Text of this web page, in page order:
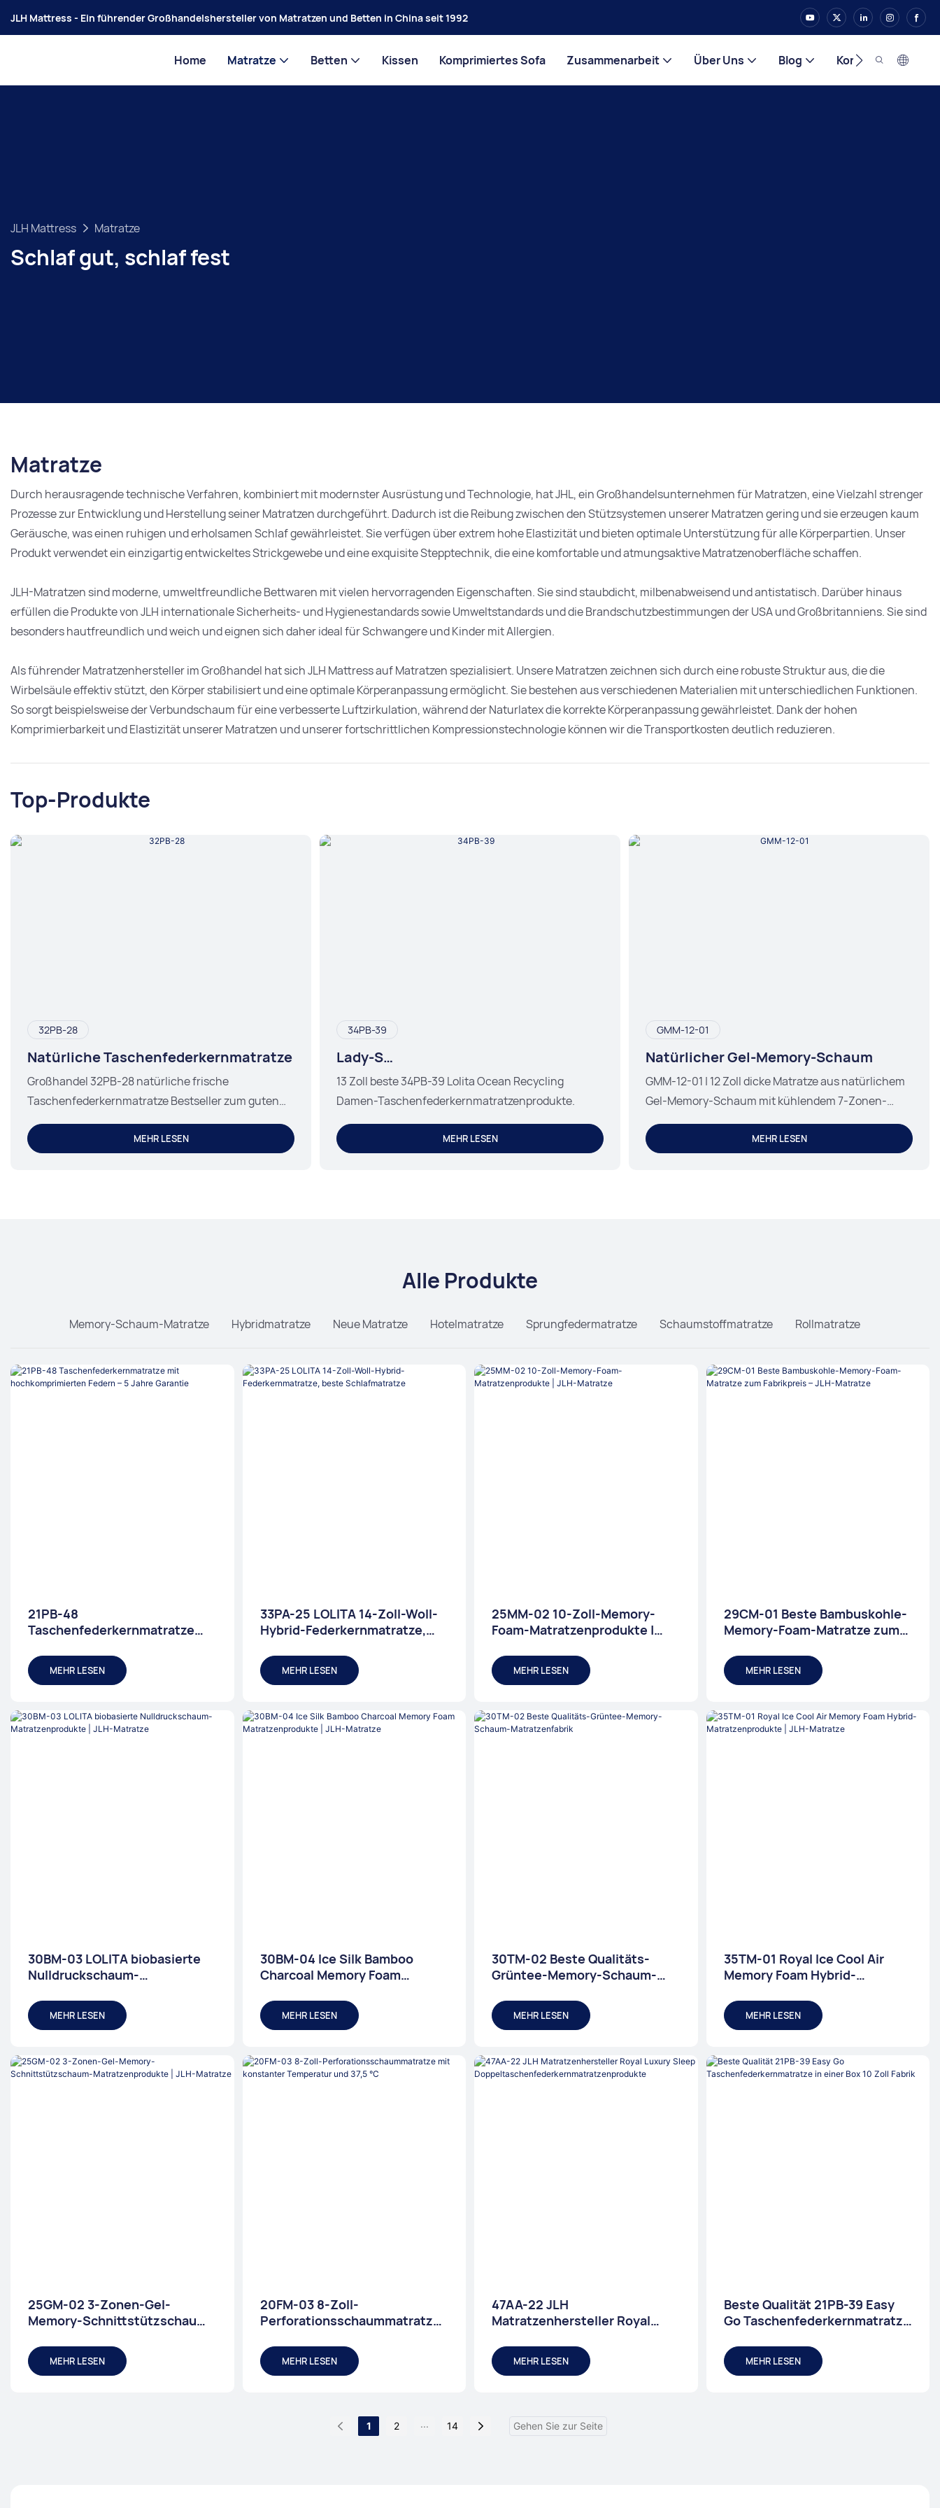
JLH Mattress - Ein führender Großhandelshersteller von Matratzen und Betten in China seit 1992
Home Matratze Betten Kissen Komprimiertes Sofa Zusammenarbeit Über Uns Blog Kontakt
JLH Mattress Matratze
Schlaf gut, schlaf fest
Matratze
Durch herausragende technische Verfahren, kombiniert mit modernster Ausrüstung und Technologie, hat JHL, ein Großhandelsunternehmen für Matratzen, eine Vielzahl strenger
Prozesse zur Entwicklung und Herstellung seiner Matratzen durchgeführt. Dadurch ist die Reibung zwischen den Stützsystemen unserer Matratzen gering und sie erzeugen kaum
Geräusche, was einen ruhigen und erholsamen Schlaf gewährleistet. Sie verfügen über extrem hohe Elastizität und bieten optimale Unterstützung für alle Körperpartien. Unser
Produkt verwendet ein einzigartig entwickeltes Strickgewebe und eine exquisite Stepptechnik, die eine komfortable und atmungsaktive Matratzenoberfläche schaffen.
JLH-Matratzen sind moderne, umweltfreundliche Bettwaren mit vielen hervorragenden Eigenschaften. Sie sind staubdicht, milbenabweisend und antistatisch. Darüber hinaus
erfüllen die Produkte von JLH internationale Sicherheits- und Hygienestandards sowie Umweltstandards und die Brandschutzbestimmungen der USA und Großbritanniens. Sie sind
besonders hautfreundlich und weich und eignen sich daher ideal für Schwangere und Kinder mit Allergien.
Als führender Matratzenhersteller im Großhandel hat sich JLH Mattress auf Matratzen spezialisiert. Unsere Matratzen zeichnen sich durch eine robuste Struktur aus, die die
Wirbelsäule effektiv stützt, den Körper stabilisiert und eine optimale Körperanpassung ermöglicht. Sie bestehen aus verschiedenen Materialien mit unterschiedlichen Funktionen.
So sorgt beispielsweise der Verbundschaum für eine verbesserte Luftzirkulation, während der Naturlatex die korrekte Körperanpassung gewährleistet. Dank der hohen
Komprimierbarkeit und Elastizität unserer Matratzen und unserer fortschrittlichen Kompressionstechnologie können wir die Transportkosten deutlich reduzieren.
Top-Produkte
32PB-28
Natürliche Taschenfederkernmatratze
Großhandel 32PB-28 natürliche frische
Taschenfederkernmatratze Bestseller zum guten
Preis - JLH Mattress.
MEHR LESEN
34PB-39
Lady-S
Taschenfederkernmatratzenprodukte
13 Zoll beste 34PB-39 Lolita Ocean Recycling
Damen-Taschenfederkernmatratzenprodukte.
MEHR LESEN
GMM-12-01
Natürlicher Gel-Memory-Schaum
GMM-12-01 | 12 Zoll dicke Matratze aus natürlichem
Gel-Memory-Schaum mit kühlendem 7-Zonen-
Kern.
MEHR LESEN
Alle Produkte
Memory-Schaum-Matratze Hybridmatratze Neue Matratze Hotelmatratze Sprungfedermatratze Schaumstoffmatratze Rollmatratze
21PB-48
Taschenfederkernmatratze
– 5 Jahre Garantie
MEHR LESEN
33PA-25 LOLITA 14-Zoll-Woll-
Hybrid-Federkernmatratze,
MEHR LESEN
25MM-02 10-Zoll-Memory-
Foam-Matratzenprodukte |
MEHR LESEN
29CM-01 Beste Bambuskohle-
Memory-Foam-Matratze zum
MEHR LESEN
30BM-03 LOLITA biobasierte
Nulldruckschaum-
MatratzeMEHR LESEN
30BM-04 Ice Silk Bamboo
Charcoal Memory Foam
MatratzeMEHR LESEN
30TM-02 Beste Qualitäts-
Grüntee-Memory-Schaum-
MEHR LESEN
35TM-01 Royal Ice Cool Air
Memory Foam Hybrid-
MatratzeMEHR LESEN
25GM-02 3-Zonen-Gel-
Memory-Schnittstützschaum-
MatratzeMEHR LESEN
20FM-03 8-Zoll-
Perforationsschaummatratze
und 37,5 °C
MEHR LESEN
47AA-22 JLH
Matratzenhersteller Royal
Doppeltaschenfederkernmatr
atzenprodukte
MEHR LESEN
Beste Qualität 21PB-39 Easy
Go Taschenfederkernmatratze
MEHR LESEN
1 2 ... 14